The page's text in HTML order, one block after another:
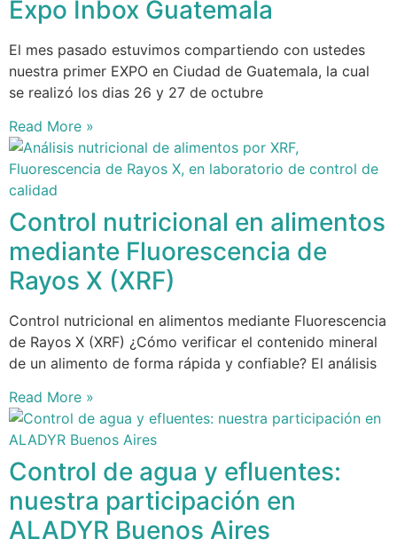
Expo Inbox Guatemala
El mes pasado estuvimos compartiendo con ustedes
nuestra primer EXPO en Ciudad de Guatemala, la cual
se realizó los dias 26 y 27 de octubre
Read More »
Control nutricional en alimentos
mediante Fluorescencia de
Rayos X (XRF)
Control nutricional en alimentos mediante Fluorescencia
de Rayos X (XRF) ¿Cómo verificar el contenido mineral
de un alimento de forma rápida y confiable? El análisis
Read More »
Control de agua y efluentes:
nuestra participación en
ALADYR Buenos Aires